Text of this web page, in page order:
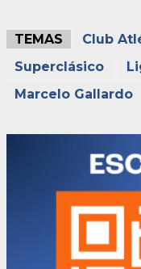
TEMAS
Club
Superclásico
Marcelo Gallardo